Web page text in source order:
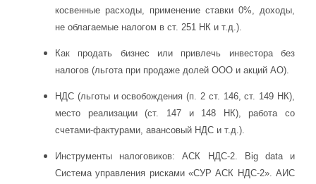
косвенные расходы, применение ставки 0%, доходы,
не облагаемые налогом в ст. 251 НК и т.д.).
Как продать бизнес или привлечь инвестора без
налогов (льгота при продаже долей ООО и акций АО).
НДС (льготы и освобождения (п. 2 ст. 146, ст. 149 НК),
место реализации (ст. 147 и 148 НК), работа со
счетами-фактурами, авансовый НДС и т.д.).
Инструменты налоговиков: АСК НДС-2. Big data и
Система управления рисками «СУР АСК НДС-2». АИС